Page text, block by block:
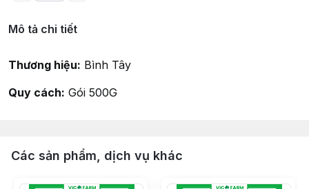
Mô tả chi tiết
Thương hiệu: Bình Tây
Quy cách: Gói 500G
Các sản phẩm, dịch vụ khác